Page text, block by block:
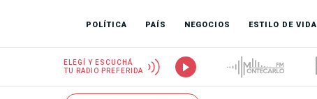
POLÍTICA PAÍS NEGOCIOS ESTILO DE VIDA
ELEGÍ Y ESCUCHÁ
TU RADIO PREFERIDA